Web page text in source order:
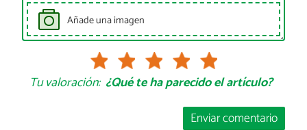
Añade una imagen
Tu valoración: ¿Qué te ha parecido el artículo?
Enviar comentario